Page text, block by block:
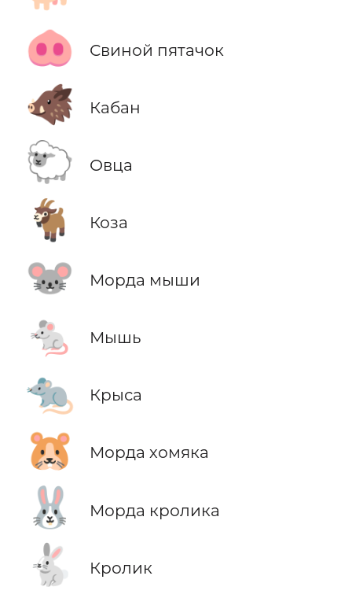
🐽 Свиной пятачок
🐗 Кабан
🐑 Овца
🐐 Коза
🐭 Морда мыши
🐁 Мышь
🐀 Крыса
🐹 Морда хомяка
🐰 Морда кролика
🐇 Кролик